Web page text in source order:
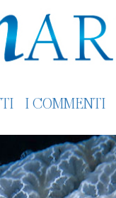
I COMMENTI